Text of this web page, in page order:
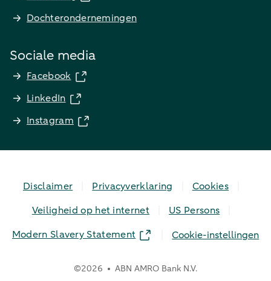
Dochterondernemingen
Sociale media
Facebook
LinkedIn
Instagram
Disclaimer Privacyverklaring
Cookies
Veiligheid op het internet
US Persons
Modern Slavery Statement
Cookie-instellingen
©2026 ABN AMRO Bank N.V.